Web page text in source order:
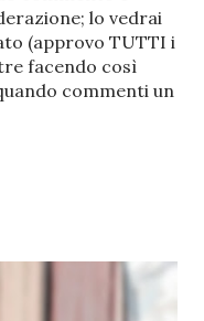
lo vedrai
(approvo TUTTI i
facendo così
commenti un